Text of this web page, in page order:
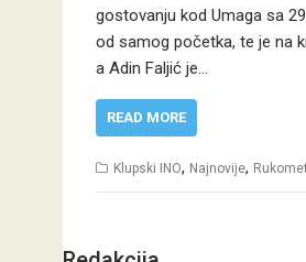
gostovanju kod Umaga sa
od samog početka, te je na
a Adin Faljić je…
READ MORE
Klupski INO, Najnovije, Rukomet